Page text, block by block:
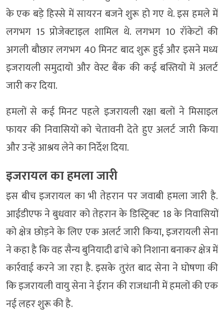
के एक बड़े हिस्से में सायरन बजने शुरू हो गए थे. इस हमले में
लगभग 15 प्रोजेक्टाइल शामिल थे. लगभग 10 रॉकेटों की
अगली बौछार लगभग 40 मिनट बाद शुरू हुई और इसने मध्य
इजरायली समुदायों और वेस्ट बैंक की कई बस्तियों में अलर्ट
जारी कर दिया.
हमलों से कई मिनट पहले इजरायली रक्षा बलों ने मिसाइल
फायर की निवासियों को चेतावनी देते हुए अलर्ट जारी किया
और उन्हें आश्रय लेने का निर्देश दिया.
इजरायल का हमला जारी
इस बीच इजरायल का भी तेहरान पर जवाबी हमला जारी है.
आईडीएफ ने बुधवार को तेहरान के डिस्ट्रिक्ट 18 के निवासियों
को क्षेत्र छोड़ने के लिए एक अलर्ट जारी किया, इजरायली सेना
ने कहा है कि वह सैन्य बुनियादी ढांचे को निशाना बनाकर क्षेत्र में
कार्रवाई करने जा रहा है. इसके तुरंत बाद सेना ने घोषणा की
कि इजरायली वायु सेना ने ईरान की राजधानी में हमलों की एक
नई लहर शुरू की है.